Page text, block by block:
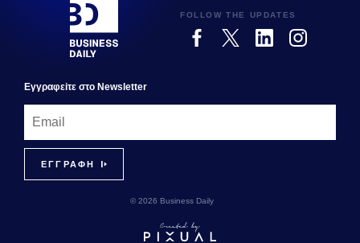
FOLLOW THE UPDATES
Εγγραφεiτε στο Newsletter
© 2026 Business Daily